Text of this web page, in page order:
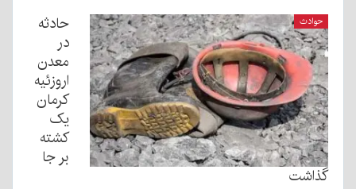
حوادث
حادثه
در
معدن
اروزئیه
کرمان
یک
کشته
بر جا
گذاشت